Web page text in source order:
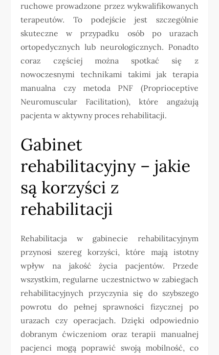
ruchowe prowadzone przez wykwalifikowanych
terapeutów. To podejście jest szczególnie
skuteczne w przypadku osób po urazach
ortopedycznych lub neurologicznych. Ponadto
coraz częściej można spotkać się z
nowoczesnymi technikami takimi jak terapia
manualna czy metoda PNF (Proprioceptive
Neuromuscular Facilitation), które angażują
pacjenta w aktywny proces rehabilitacji.
Gabinet
rehabilitacyjny – jakie
są korzyści z
rehabilitacji
Rehabilitacja w gabinecie rehabilitacyjnym
przynosi szereg korzyści, które mają istotny
wpływ na jakość życia pacjentów. Przede
wszystkim, regularne uczestnictwo w zabiegach
rehabilitacyjnych przyczynia się do szybszego
powrotu do pełnej sprawności fizycznej po
urazach czy operacjach. Dzięki odpowiednio
dobranym ćwiczeniom oraz terapii manualnej
pacjenci mogą poprawić swoją mobilność, co